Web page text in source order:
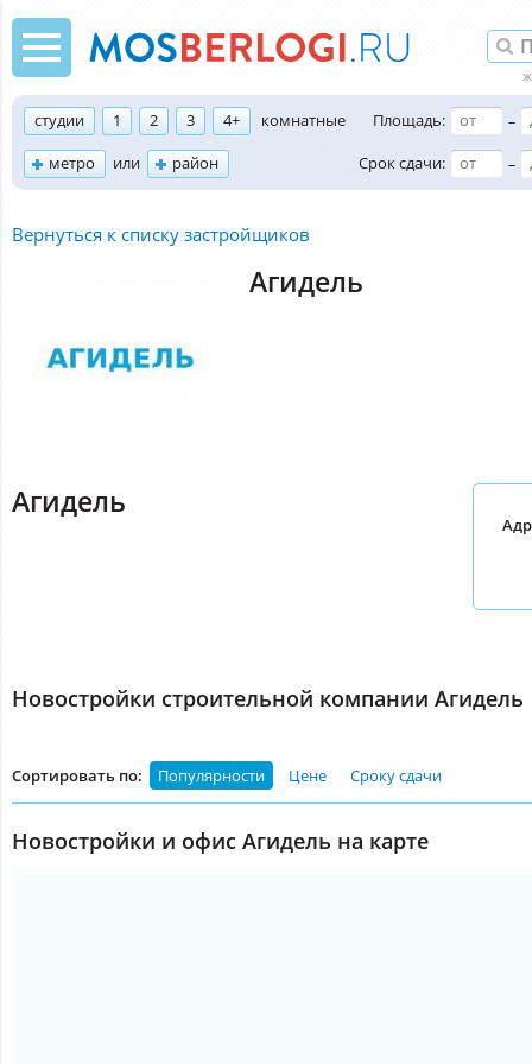
студии 1 2 3 4+
комнатные
метро
или район
Площадь:
–
Срок сдачи:
–
Вернуться к списку застройщиков
Агидель
Агидель
Новостройки строительной компании Агидель
Сортировать по: Популярности Цене Сроку сдачи
Новостройки и офис Агидель на карте